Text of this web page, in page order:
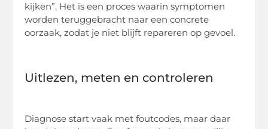
kijken”. Het is een proces waarin symptomen
worden teruggebracht naar een concrete
oorzaak, zodat je niet blijft repareren op gevoel.
Uitlezen, meten en controleren
Diagnose start vaak met foutcodes, maar daar